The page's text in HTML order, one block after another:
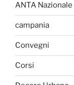
ANTA Nazionale
campania
Convegni
Corsi